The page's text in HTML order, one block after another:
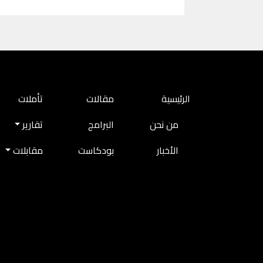
MAIN NAVIGATION
الرئيسية
من نحن
الأخبار
مقالات
البرامج
بودكاست
تأملات
تقارير
مقابلات